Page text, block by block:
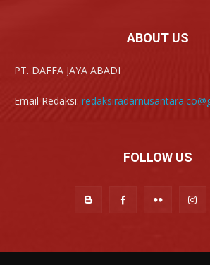
ABOUT US
PT. DAFFA JAYA ABADI
Email Redaksi:
FOLLOW US